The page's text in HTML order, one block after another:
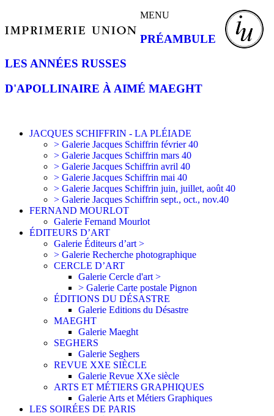
MENU
PRÉAMBULE
LES ANNÉES RUSSES
D'APOLLINAIRE À AIMÉ MAEGHT
JACQUES SCHIFFRIN - LA PLÉIADE
> Galerie Jacques Schiffrin février 40
> Galerie Jacques Schiffrin mars 40
> Galerie Jacques Schiffrin avril 40
> Galerie Jacques Schiffrin mai 40
> Galerie Jacques Schiffrin juin, juillet, août 40
> Galerie Jacques Schiffrin sept., oct., nov.40
FERNAND MOURLOT
Galerie Fernand Mourlot
ÉDITEURS D’ART
Galerie Éditeurs d’art >
> Galerie Recherche photographique
CERCLE D’ART
Galerie Cercle d'art >
> Galerie Carte postale Pignon
ÉDITIONS DU DÉSASTRE
Galerie Editions du Désastre
MAEGHT
Galerie Maeght
SEGHERS
Galerie Seghers
REVUE XXE SIÈCLE
Galerie Revue XXe siècle
ARTS ET MÉTIERS GRAPHIQUES
Galerie Arts et Métiers Graphiques
LES SOIRÉES DE PARIS